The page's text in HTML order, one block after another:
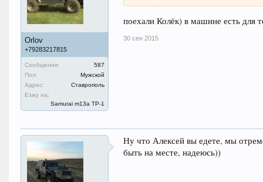
Orlov
+79283217815
Сообщения:
587
Пол:
Мужской
Адрес:
Ставрополь
Езжу на:
Samurai m13a ТР-1
поехали Колёк) в машине есть для
30 сен 2015
Ну что Алексей вы едете, мы
быть на месте, надеюсь))